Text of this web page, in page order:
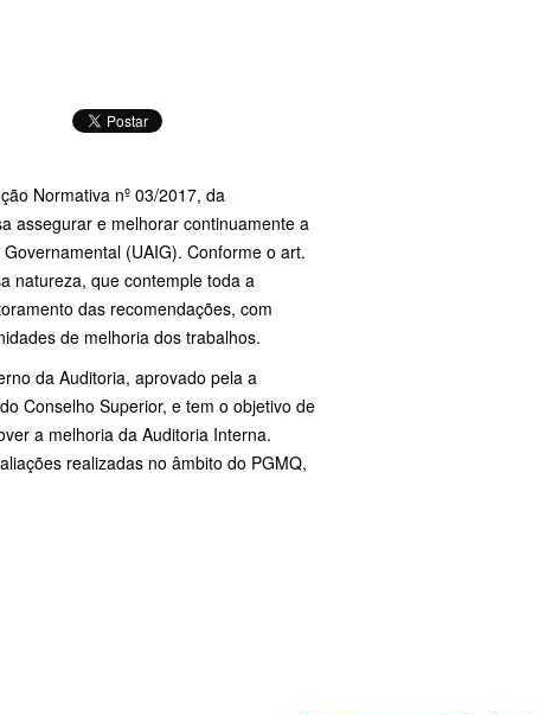
Normativa nº 03/2017, da
assegurar e melhorar continuamente a
(UAIG). Conforme o art.
natureza, que contemple toda a
das recomendações, com
de melhoria dos trabalhos.
da Auditoria, aprovado pela a
Conselho Superior, e tem o objetivo de
a melhoria da Auditoria Interna.
realizadas no âmbito do PGMQ,